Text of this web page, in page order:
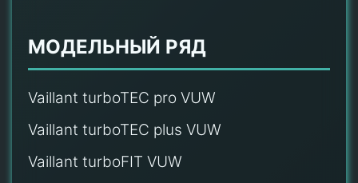
МОДЕЛЬНЫЙ РЯД
Vaillant turboTEC pro VUW
Vaillant turboTEC plus VUW
Vaillant turboFIT VUW